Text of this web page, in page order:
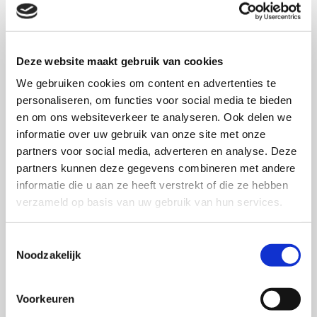
Deze website maakt gebruik van cookies
We gebruiken cookies om content en advertenties te
personaliseren, om functies voor social media te bieden
en om ons websiteverkeer te analyseren. Ook delen we
informatie over uw gebruik van onze site met onze
partners voor social media, adverteren en analyse. Deze
partners kunnen deze gegevens combineren met andere
informatie die u aan ze heeft verstrekt of die ze hebben
verzameld op basis van uw gebruik van hun services.
Noodzakelijk
Voorkeuren
Contact
schoonheidssalon in 's-Gravenhage of meteen een